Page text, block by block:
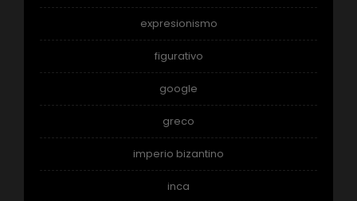
expresionismo
figurativo
google
greco
imperio bizantino
inca